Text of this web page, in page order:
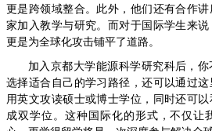
更是跨领域整合。此外，他们还有合作
家加入教学与研究。而对于国际学生来
更是为全球化攻击铺平了道路。
加入京都大学能源科学研究科后，
选择适合自己的学习路径，还可以通过这
用英文攻读硕士或博士学位，同时还可
成双学位。这种国际化的形式，不仅让